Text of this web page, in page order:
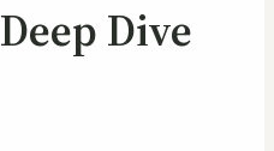
Deep Dive